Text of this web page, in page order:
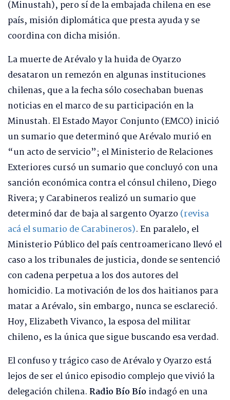
(Minustah), pero sí de la embajada chilena en ese
país, misión diplomática que presta ayuda y se
coordina con dicha misión.
La muerte de Arévalo y la huida de Oyarzo
desataron un remezón en algunas instituciones
chilenas, que a la fecha sólo cosechaban buenas
noticias en el marco de su participación en la
Minustah. El Estado Mayor Conjunto (EMCO) inició
un sumario que determinó que Arévalo murió en
“un acto de servicio”; el Ministerio de Relaciones
Exteriores cursó un sumario que concluyó con una
sanción económica contra el cónsul chileno, Diego
Rivera; y Carabineros realizó un sumario que
determinó dar de baja al sargento Oyarzo (revisa
acá el sumario de Carabineros). En paralelo, el
Ministerio Público del país centroamericano llevó el
caso a los tribunales de justicia, donde se sentenció
con cadena perpetua a los dos autores del
homicidio. La motivación de los dos haitianos para
matar a Arévalo, sin embargo, nunca se esclareció.
Hoy, Elizabeth Vivanco, la esposa del militar
chileno, es la única que sigue buscando esa verdad.
El confuso y trágico caso de Arévalo y Oyarzo está
lejos de ser el único episodio complejo que vivió la
delegación chilena.Radio Bío Bío indagó en una